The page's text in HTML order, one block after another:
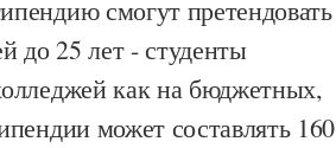
смогут претендовать
до 25 лет - студенты
как на бюджетных,
может составлять 160